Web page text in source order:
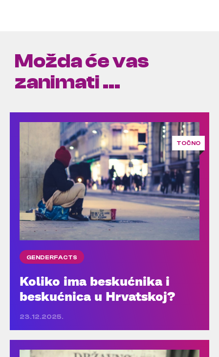
Možda će vas
zanimati ...
TOČNO
GENDERFACTS
Koliko ima beskućnika i
beskućnica u Hrvatskoj?
23.12.2025.